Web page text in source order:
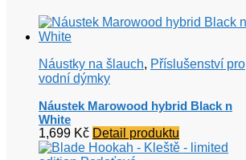
Náustky na šlauch, Příslušenství pro
vodní dýmky
Náustek Marowood hybrid Black n
White
1,699 Kč Detail produktu